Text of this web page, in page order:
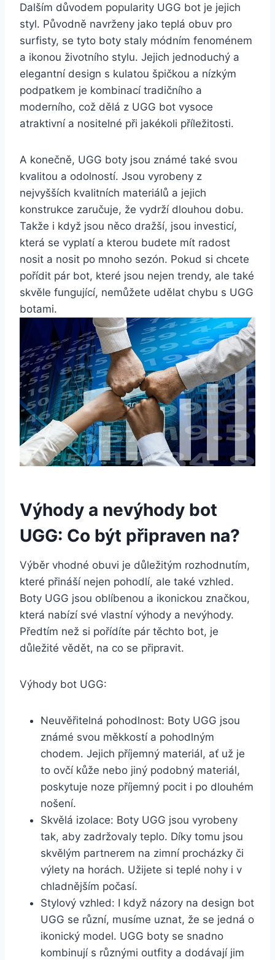
Dalším ⁤důvodem ​popularity UGG ⁣bot je jejich
styl. Původně navrženy jako‍ teplá obuv pro
surfisty, se tyto boty staly ⁤módním fenoménem
a ​ikonou životního stylu. Jejich jednoduchý a
elegantní design s kulatou⁤ špičkou a⁢ nízkým
podpatkem je ‍kombinací ‍tradičního‌ a
moderního, což⁤ dělá z UGG bot vysoce
atraktivní ⁤a nositelné při ⁣jakékoli příležitosti.
A konečně, UGG boty ‍jsou známé také‍ svou
‌kvalitou ⁣a⁣ odolností. ​Jsou vyrobeny z
‍nejvyšších⁢ kvalitních materiálů a jejich
konstrukce zaručuje, že vydrží dlouhou dobu.‍
Takže i když jsou něco dražší, jsou investicí,
která⁢ se vyplatí ‌a kterou budete mít radost
nosit a⁢ nosit po mnoho ‌sezón.​ Pokud si chcete
pořídit⁤ pár bot, které⁤ jsou ‍nejen‌ trendy, ale také
skvěle fungující, nemůžete udělat chybu‍ s UGG
botami.
Výhody a nevýhody bot
UGG:‌ Co ⁣být ​připraven na?
Výběr vhodné obuvi je důležitým rozhodnutím,
které přináší ‍nejen pohodlí, ‍ale⁣ také vzhled.
Boty UGG jsou oblíbenou a ikonickou značkou,
která ⁣nabízí‍ své ⁢vlastní výhody ‌a nevýhody.‍
Předtím než⁢ si⁣ pořídíte ‍pár těchto bot, je
důležité⁤ vědět, na ‌co se připravit.
Výhody bot ⁢UGG:
Neuvěřitelná pohodlnost: Boty UGG ​jsou
známé ⁣svou měkkostí ‌a pohodlným
chodem. Jejich příjemný⁣ materiál, ⁣ať‍ už je
to ovčí kůže nebo jiný ⁤podobný ​materiál,‌
poskytuje noze příjemný pocit i ‍po dlouhém​
nošení.
Skvělá izolace: ⁤Boty UGG jsou vyrobeny
tak, ⁢aby zadržovaly teplo. Díky ‍tomu jsou
skvělým partnerem na zimní procházky či
‍výlety⁤ na horách.⁢ Užijete si teplé nohy i v‍
chladnějším počasí.
Stylový ‌vzhled: I když názory na design ⁤bot⁣
UGG se ⁤různí, musíme ‌uznat, že se ⁢jedná o
ikonický model. UGG ⁢boty se snadno⁣
kombinují s různými ‌outfity a dodávají jim